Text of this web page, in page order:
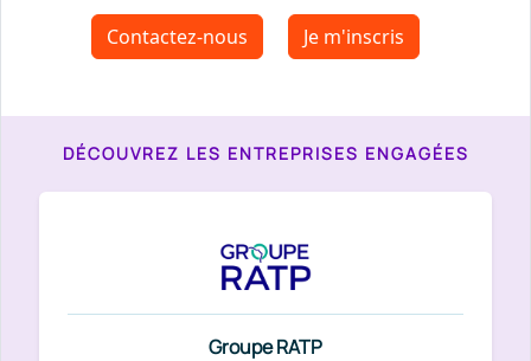
Contactez-nous Je m'inscris
DÉCOUVREZ LES ENTREPRISES ENGAGÉES
Groupe RATP